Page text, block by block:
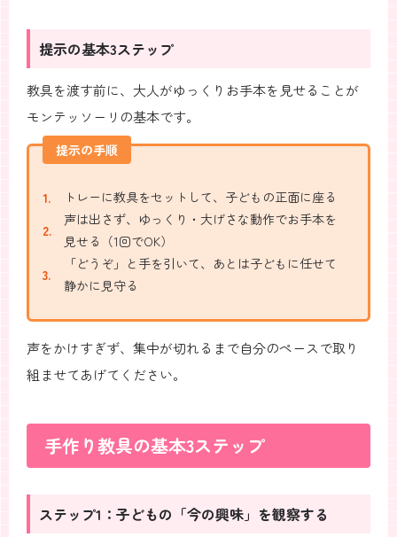
提示の基本3ステップ
教具を渡す前に、大人がゆっくりお手本を見せることが
モンテッソーリの基本です。
提示の手順
トレーに教具をセットして、子どもの正面に座る
声は出さず、ゆっくり・大げさな動作でお手本を
見せる（1回でOK）
「どうぞ」と手を引いて、あとは子どもに任せて
静かに見守る
声をかけすぎず、集中が切れるまで自分のペースで取り
組ませてあげてください。
手作り教具の基本3ステップ
ステップ1：子どもの「今の興味」を観察する